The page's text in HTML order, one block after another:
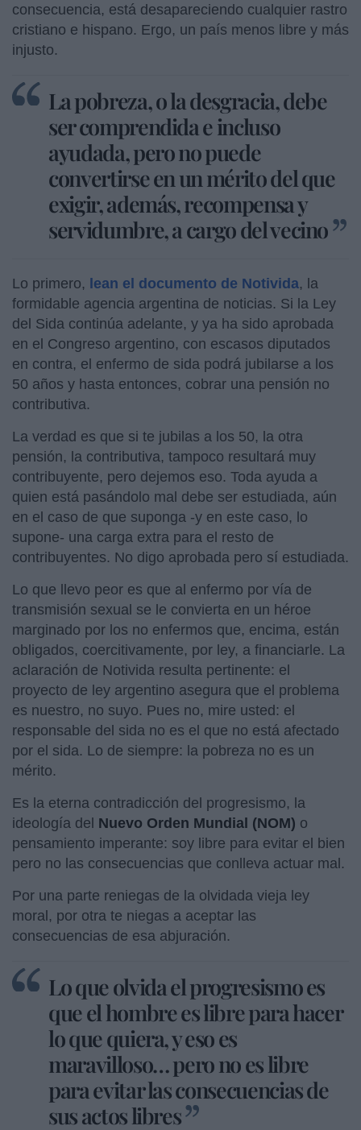
consecuencia, está desapareciendo cualquier rastro
cristiano e hispano. Ergo, un país menos libre y más
injusto.
La pobreza, o la desgracia, debe
ser comprendida e incluso
ayudada, pero no puede
convertirse en un mérito del que
exigir, además, recompensa y
servidumbre, a cargo del vecino
Lo primero, lean el documento de Notivida, la
formidable agencia argentina de noticias. Si la Ley
del Sida continúa adelante, y ya ha sido aprobada
en el Congreso argentino, con escasos diputados
en contra, el enfermo de sida podrá jubilarse a los
50 años y hasta entonces, cobrar una pensión no
contributiva.
La verdad es que si te jubilas a los 50, la otra
pensión, la contributiva, tampoco resultará muy
contribuyente, pero dejemos eso. Toda ayuda a
quien está pasándolo mal debe ser estudiada, aún
en el caso de que suponga -y en este caso, lo
supone- una carga extra para el resto de
contribuyentes. No digo aprobada pero sí estudiada.
Lo que llevo peor es que al enfermo por vía de
transmisión sexual se le convierta en un héroe
marginado por los no enfermos que, encima, están
obligados, coercitivamente, por ley, a financiarle. La
aclaración de Notivida resulta pertinente: el
proyecto de ley argentino asegura que el problema
es nuestro, no suyo. Pues no, mire usted: el
responsable del sida no es el que no está afectado
por el sida. Lo de siempre: la pobreza no es un
mérito.
Es la eterna contradicción del progresismo, la
ideología del Nuevo Orden Mundial (NOM) o
pensamiento imperante: soy libre para evitar el bien
pero no las consecuencias que conlleva actuar mal.
Por una parte reniegas de la olvidada vieja ley
moral, por otra te niegas a aceptar las
consecuencias de esa abjuración.
Lo que olvida el progresismo es
que el hombre es libre para hacer
lo que quiera, y eso es
maravilloso… pero no es libre
para evitar las consecuencias de
sus actos libres